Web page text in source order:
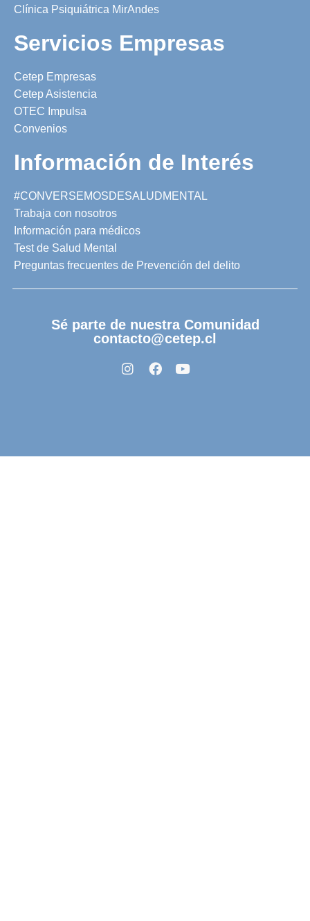
Clínica Psiquiátrica MirAndes
Servicios Empresas
Cetep Empresas
Cetep Asistencia
OTEC Impulsa
Convenios
Información de Interés
#CONVERSEMOSDESALUDMENTAL
Trabaja con nosotros
Información para médicos
Test de Salud Mental
Preguntas frecuentes de Prevención del delito
Sé parte de nuestra Comunidad
contacto@cetep.cl